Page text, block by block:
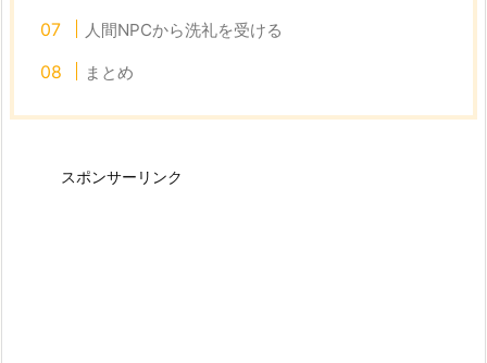
人間NPCから洗礼を受ける
まとめ
スポンサーリンク